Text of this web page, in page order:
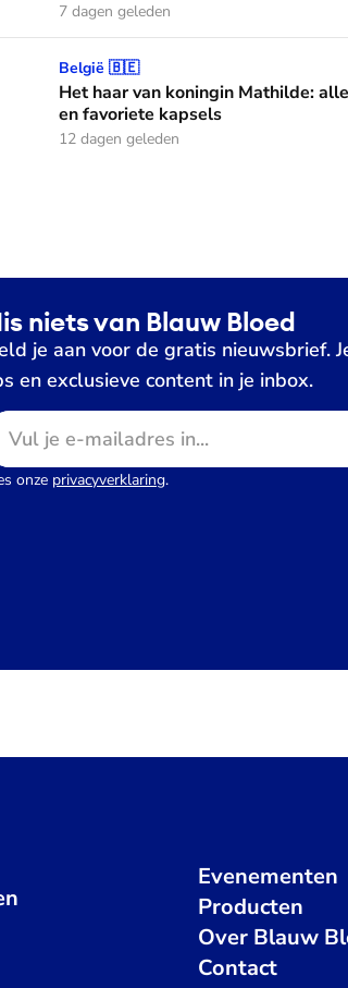
7 dagen geleden
van koningin Mathilde: alles over haar
België 🇧🇪
Het haar van koningin Mathilde:
en favoriete kapsels
12 dagen geleden
niets van Blauw Bloed
je aan voor de gratis nieuwsbrief.
en exclusieve content in je inbox.
onze privacyverklaring.
Evenementen
Producten
Over Blauw
Contact